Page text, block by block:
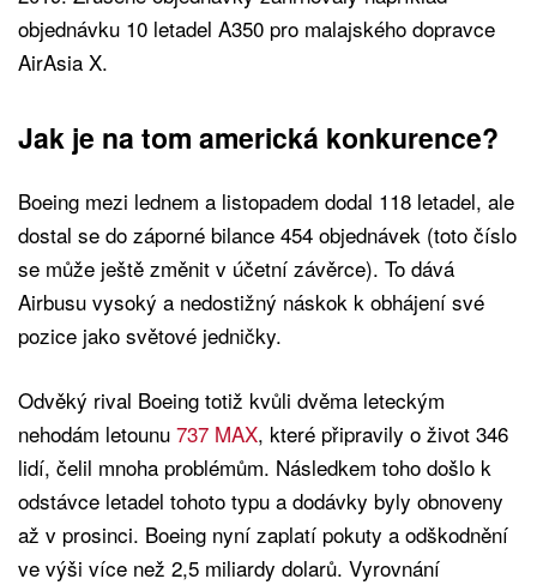
objednávku 10 letadel A350 pro malajského dopravce
AirAsia X.
Jak je na tom americká konkurence?
Boeing mezi lednem a listopadem dodal 118 letadel, ale
dostal se do záporné bilance 454 objednávek (toto číslo
se může ještě změnit v účetní závěrce). To dává
Airbusu vysoký a nedostižný náskok k obhájení své
pozice jako světové jedničky.
Odvěký rival Boeing totiž kvůli dvěma leteckým
nehodám letounu 737 MAX, které připravily o život 346
lidí, čelil mnoha problémům. Následkem toho došlo k
odstávce letadel tohoto typu a dodávky byly obnoveny
až v prosinci. Boeing nyní zaplatí pokuty a odškodnění
ve výši více než 2,5 miliardy dolarů. Vyrovnání